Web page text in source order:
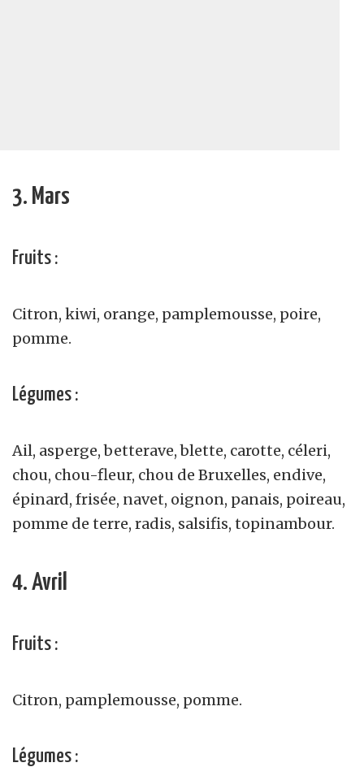
3. Mars
Fruits :
Citron, kiwi, orange, pamplemousse, poire,
pomme.
Légumes :
Ail, asperge, betterave, blette, carotte, céleri,
chou, chou-fleur, chou de Bruxelles, endive,
épinard, frisée, navet, oignon, panais, poireau,
pomme de terre, radis, salsifis, topinambour.
4. Avril
Fruits :
Citron, pamplemousse, pomme.
Légumes :